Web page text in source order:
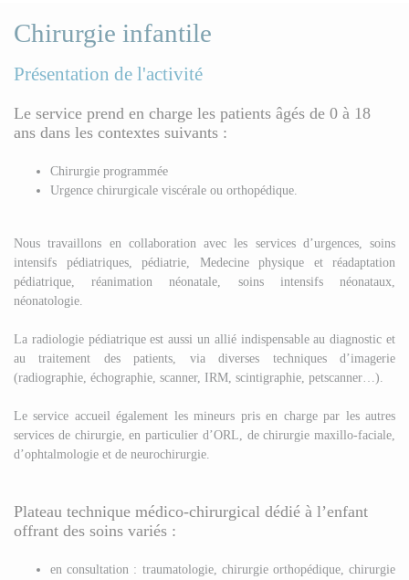
Chirurgie infantile
Présentation de l'activité
Le service prend en charge les patients âgés de 0 à 18
ans dans les contextes suivants :
Chirurgie programmée
Urgence chirurgicale viscérale ou orthopédique.
Nous travaillons en collaboration avec les services d’urgences, soins
intensifs pédiatriques, pédiatrie, Medecine physique et réadaptation
pédiatrique, réanimation néonatale, soins intensifs néonataux,
néonatologie.
La radiologie pédiatrique est aussi un allié indispensable au diagnostic et
au traitement des patients, via diverses techniques d’imagerie
(radiographie, échographie, scanner, IRM, scintigraphie, petscanner…).
Le service accueil également les mineurs pris en charge par les autres
services de chirurgie, en particulier d’ORL, de chirurgie maxillo-faciale,
d’ophtalmologie et de neurochirurgie.
Plateau technique médico-chirurgical dédié à l’enfant
offrant des soins variés :
en consultation : traumatologie, chirurgie orthopédique, chirurgie